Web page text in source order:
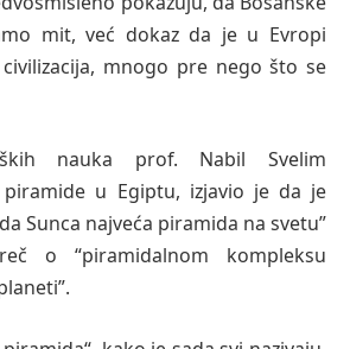
mit, već dokaz da je u Evropi
mnogo pre nego što se
nauka prof. Nabil Svelim
u Egiptu, izjavio je da je
Sunca najveća piramida na svetu”
o “piramidalnom kompleksu